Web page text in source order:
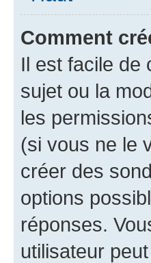
Comment
Il est facile de
sujet ou la
les
(si vous ne le
créer des
options
réponses.
utilisateur